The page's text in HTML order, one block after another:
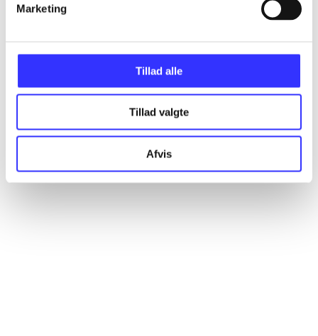
Marketing
Tillad alle
Tillad valgte
Afvis
Artikler